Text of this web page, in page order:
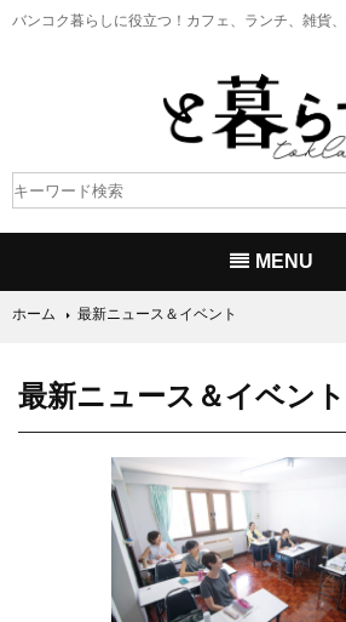
バンコク暮らしに役立つ！ カフェ、ランチ、雑貨
MENU
ホーム 最新ニュース＆イベント
最新ニュース＆イベント